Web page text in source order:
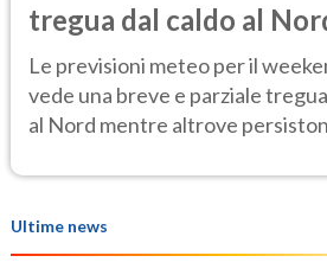
tregua dal caldo al
calura e afa
Le previsioni meteo per il
vede una breve e parziale
al Nord mentre altrove
Ultime news